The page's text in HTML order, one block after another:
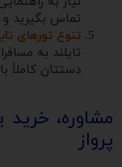
تماس بگیرید و
تنوع تورهای
تایلند به
دستتان کاملاً
مشاوره، خرید
پرواز